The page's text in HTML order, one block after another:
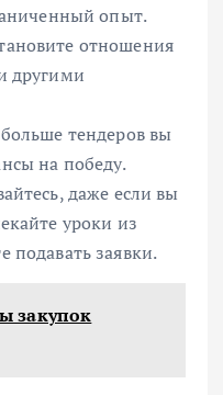
опыт.
отношения
другими
тендеров вы
на победу.
даже если вы
уроки из
подавать заявки.
закупок